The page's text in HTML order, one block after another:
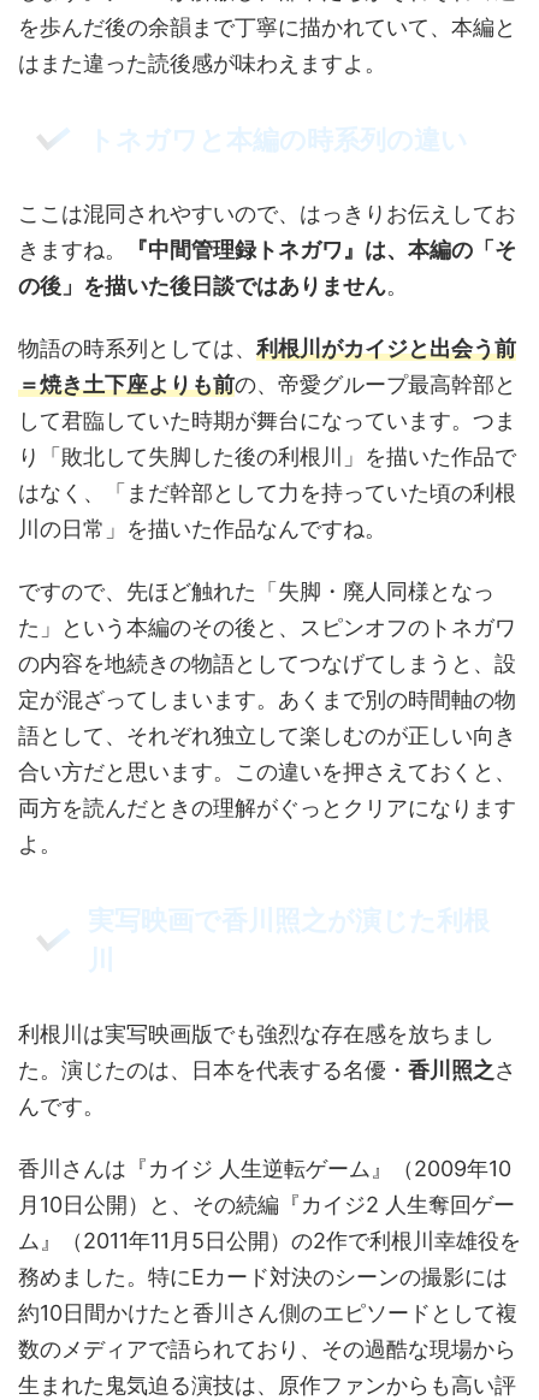
を歩んだ後の余韻まで丁寧に描かれていて、本編と
はまた違った読後感が味わえますよ。
トネガワと本編の時系列の違い
ここは混同されやすいので、はっきりお伝えしてお
きますね。
『中間管理録トネガワ』は、本編の「そ
の後」を描いた後日談ではありません。
物語の時系列としては、 利根川がカイジと出会う前
＝焼き土下座よりも前の、帝愛グループ最高幹部と
して君臨していた時期が舞台になっています。つま
り「敗北して失脚した後の利根川」を描いた作品で
はなく、「まだ幹部として力を持っていた頃の利根
川の日常」を描いた作品なんですね。
ですので、先ほど触れた「失脚・廃人同様となっ
た」という本編のその後と、スピンオフのトネガワ
の内容を地続きの物語としてつなげてしまうと、設
定が混ざってしまいます。あくまで別の時間軸の物
語として、それぞれ独立して楽しむのが正しい向き
合い方だと思います。この違いを押さえておくと、
両方を読んだときの理解がぐっとクリアになります
よ。
実写映画で香川照之が演じた利根
利根川は実写映画版でも強烈な存在感を放ちまし
た。演じたのは、日本を代表する名優・ 香川照之さ
んです。
香川さんは『カイジ 人生逆転ゲーム』（2009年10
月10日公開）と、その続編『カイジ2 人生奪回ゲー
ム』（2011年11月5日公開）の2作で利根川幸雄役を
務めました。特にEカード対決のシーンの撮影には
約10日間かけたと香川さん側のエピソードとして複
数のメディアで語られており、その過酷な現場から
生まれた鬼気迫る演技は、原作ファンからも高い評